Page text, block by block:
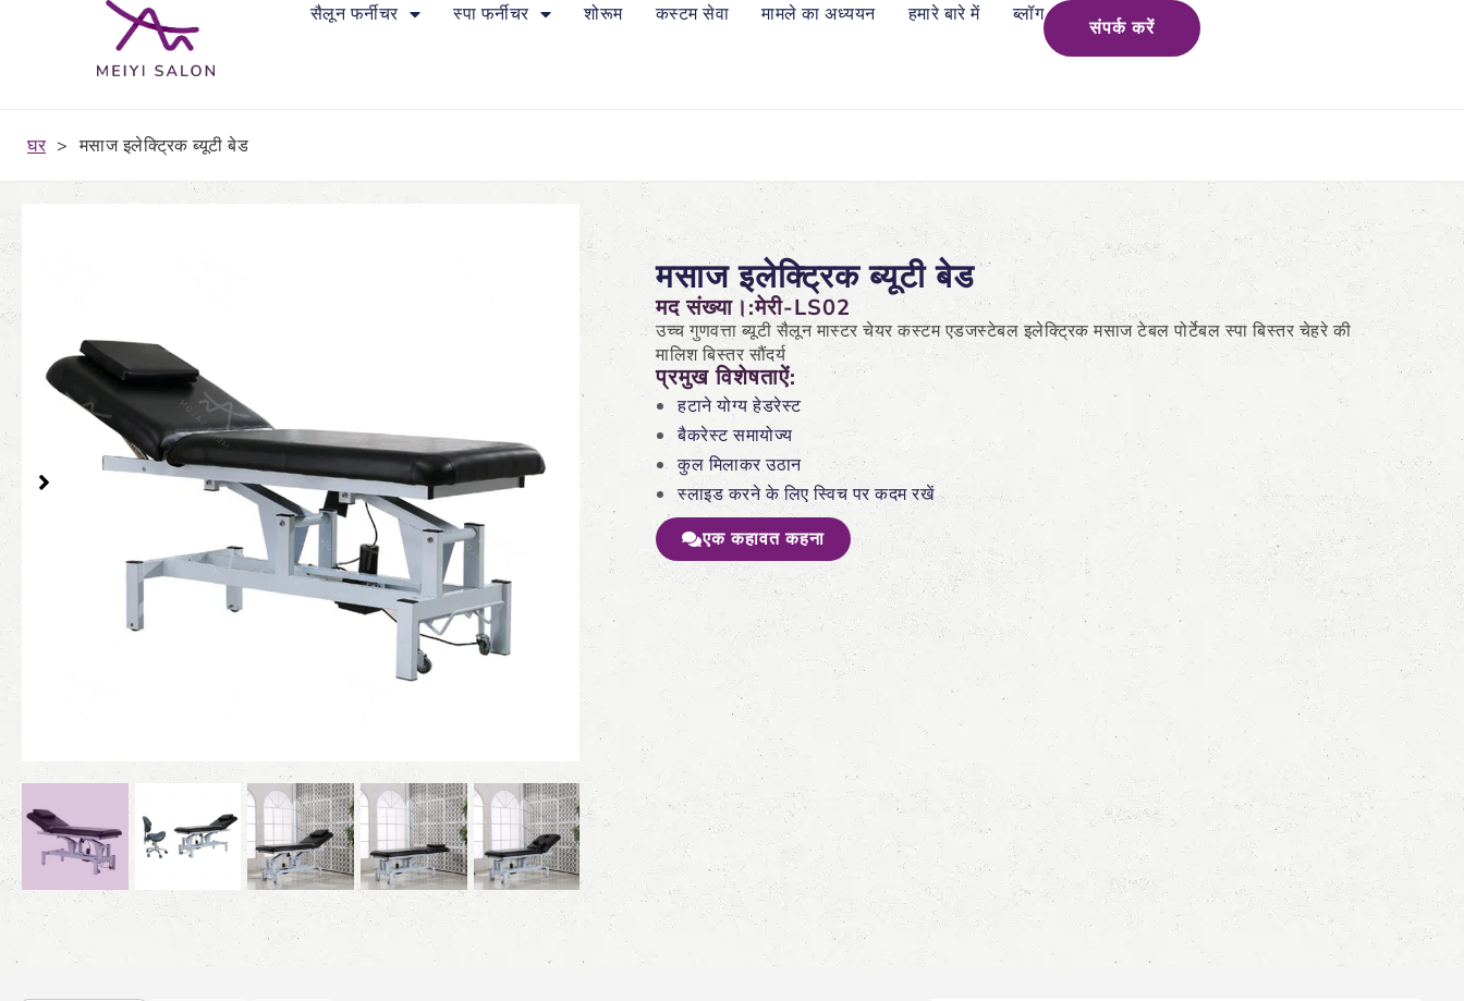
सैलून फर्नीचर स्पा फर्नीचर शोरूम कस्टम सेवा मामले का अध्ययन हमारे बारे में ब्लॉग
संपर्क करें
घर > मसाज इलेक्ट्रिक ब्यूटी बेड
मसाज इलेक्ट्रिक ब्यूटी बेड
मद संख्या।:मेरी-LS02
उच्च गुणवत्ता ब्यूटी सैलून मास्टर चेयर कस्टम एडजस्टेबल इलेक्ट्रिक मसाज टेबल पोर्टेबल स्पा बिस्तर चेहरे की
मालिश बिस्तर सौंदर्य
प्रमुख विशेषताऐं:
हटाने योग्य हेडरेस्ट
बैकरेस्ट समायोज्य
कुल मिलाकर उठान
स्लाइड करने के लिए स्विच पर कदम रखें
एक कहावत कहना